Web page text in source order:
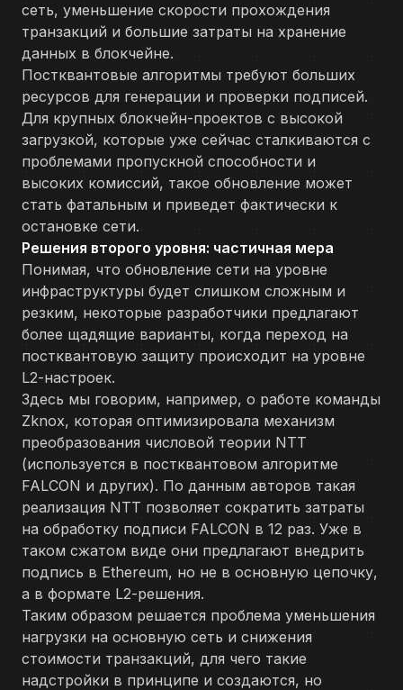
сеть, уменьшение скорости прохождения
транзакций и большие затраты на хранение
данных в блокчейне.
Постквантовые алгоритмы требуют больших
ресурсов для генерации и проверки подписей.
Для крупных блокчейн-проектов с высокой
загрузкой, которые уже сейчас сталкиваются с
проблемами пропускной способности и
высоких комиссий, такое обновление может
стать фатальным и приведет фактически к
остановке сети.
Решения второго уровня: частичная мера
Понимая, что обновление сети на уровне
инфраструктуры будет слишком сложным и
резким, некоторые разработчики предлагают
более щадящие варианты, когда переход на
постквантовую защиту происходит на уровне
L2-настроек.
Здесь мы говорим, например, о работе команды
Zknox, которая оптимизировала механизм
преобразования числовой теории NTT
(используется в постквантовом алгоритме
FALCON и других). По данным авторов такая
реализация NTT позволяет сократить затраты
на обработку подписи FALCON в 12 раз. Уже в
таком сжатом виде они предлагают внедрить
подпись в Ethereum, но не в основную цепочку,
а в формате L2-решения.
Таким образом решается проблема уменьшения
нагрузки на основную сеть и снижения
стоимости транзакций, для чего такие
надстройки в принципе и создаются, но